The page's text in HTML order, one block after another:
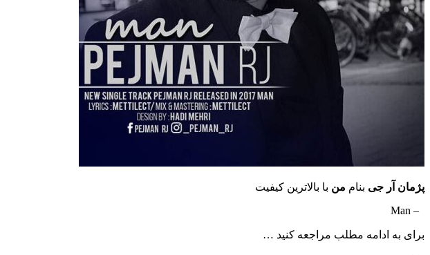
پژمان آر جی بنام من با بالاترین کیفیت
– Man
برای به ادامه مطلب مراجعه کنید …